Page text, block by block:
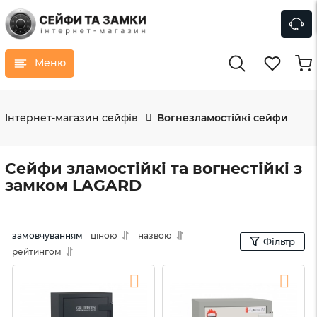
Меню
Інтернет-магазин сейфів Вогнезламостійкі сейфи
Сейфи зламостійкі та вогнестійкі з
замком LAGARD
замовчуванням ціною
назвою
рейтингом
Фільтр